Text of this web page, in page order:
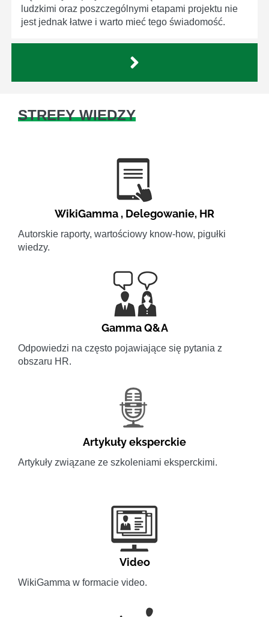
ludzkimi oraz poszczególnymi etapami projektu nie
jest jednak łatwe i warto mieć tego świadomość.
STREFY WIEDZY
WikiGamma , Delegowanie, HR
Autorskie raporty, wartościowy know-how, pigułki
wiedzy.
Gamma Q&A
Odpowiedzi na często pojawiające się pytania z
obszaru HR.
Artykuły eksperckie
Artykuły związane ze szkoleniami eksperckimi.
Video
WikiGamma w formacie video.